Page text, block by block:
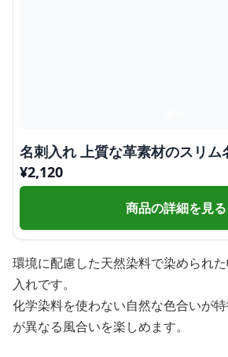
名刺入れ 上質な革素材のスリム
¥2,120
商品の詳細を見る
環境に配慮した天然染料で染められ
入れです。
化学染料を使わない自然な色合いが
が異なる風合いを楽しめます。